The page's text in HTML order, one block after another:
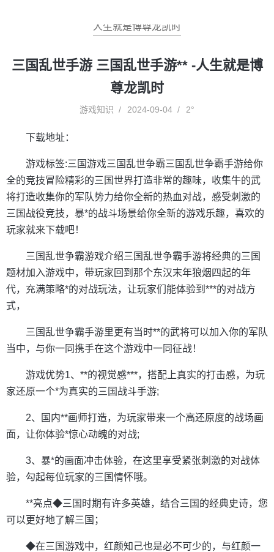
人生就是博尊龙凯时
三国乱世手游 三国乱世手游** -人生就是博
尊龙凯时
游戏知识 2024-09-04 2°
下载地址：
游戏标签:三国游戏三国乱世争霸三国乱世争霸手游给你
全的竞技冒险精彩的三国世界打造非常的趣味，收集牛的武
将打造收集你的军队势力给你全新的热血对战，感受刺激的
三国战役竞技，暴*的战斗场景给你全新的游戏乐趣，喜欢的
玩家就来下载吧！
三国乱世争霸游戏介绍三国乱世争霸手游将经典的三国
题材加入游戏中，带玩家回到那个东汉末年狼烟四起的年
代，充满策略*的对战玩法，让玩家们能体验到***的对战方
式，
三国乱世争霸手游里更有当时**的武将可以加入你的军队
当中，与你一同携手在这个游戏中一同征战！
游戏优势1、**的视觉感***，搭配上真实的打击感，为玩
家还原一个*为真实的三国战斗手游;
2、国内**画师打造，为玩家带来一个高还原度的战场画
面，让你体验*惊心动魄的对战;
3、暴*的画面冲击体验，在这里享受紧张刺激的对战体
验，勾起每位玩家的三国情怀哦。
**亮点◆三国时期有许多英雄，结合三国的经典史诗，您
可以更好地了解三国；
◆在三国游戏中，红颜知己也是必不可少的，与红颜一